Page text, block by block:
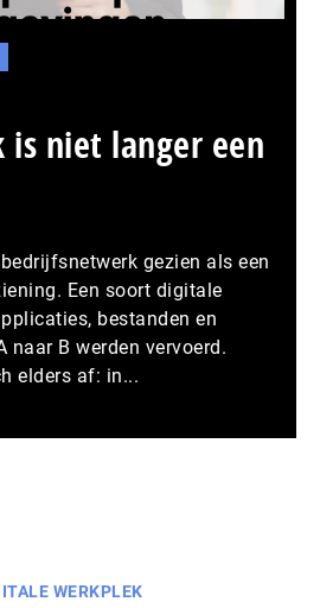
niet langer een
gezien als een
Een soort digitale
bestanden en
naar B werden vervoerd.
elders af: in...
WERKPLEK